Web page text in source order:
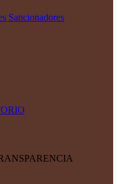
Sancionadores